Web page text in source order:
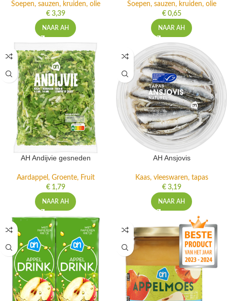
Soepen, sauzen, kruiden, olie
€3,39
NAAR AH
Soepen, sauzen, kruiden, olie
€0,65
NAAR AH
AH Andijvie gesneden
Aardappel, Groente, Fruit
€1,79
NAAR AH
AH Ansjovis
Kaas, vleeswaren, tapas
€3,19
NAAR AH